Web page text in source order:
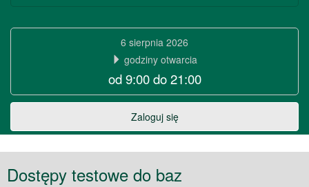
WarszawieBiblioteka
Uniwersytecka
Warszawie
6 sierpnia 2026
godziny otwarcia
od 9:00 do 21:00
Zaloguj się
Dostępy testowe do baz